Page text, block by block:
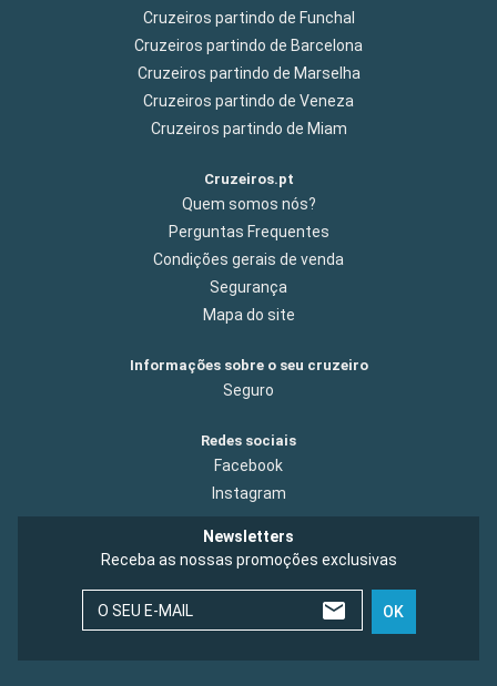
Cruzeiros partindo de Funchal
Cruzeiros partindo de Barcelona
Cruzeiros partindo de Marselha
Cruzeiros partindo de Veneza
Cruzeiros partindo de Miam
Cruzeiros.pt
Quem somos nós?
Perguntas Frequentes
Condições gerais de venda
Segurança
Mapa do site
Informações sobre o seu cruzeiro
Seguro
Redes sociais
Facebook
Instagram
Newsletters
Receba as nossas promoções exclusivas
O SEU E-MAIL OK